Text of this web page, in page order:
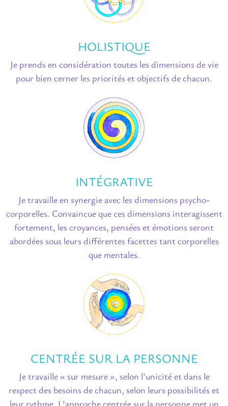
HOLISTIQUE
Je prends en considération toutes les dimensions de vie
pour bien cerner les priorités et objectifs de chacun.
INTÉGRATIVE
Je travaille en synergie avec les dimensions psycho-
corporelles. Convaincue que ces dimensions interagissent
fortement, les croyances, pensées et émotions seront
abordées sous leurs différentes facettes tant corporelles
que mentales.
CENTRÉE SUR LA PERSONNE
Je travaille « sur mesure », selon l’unicité et dans le
respect des besoins de chacun, selon leurs possibilités et
leur rythme. L’approche centrée sur la personne met un